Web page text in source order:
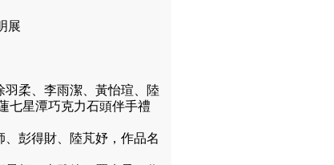
展
柔、李雨潔、黃怡瑄、陸
七星潭巧克力石頭伴手禮
彭得財、陸芃妤，作品名